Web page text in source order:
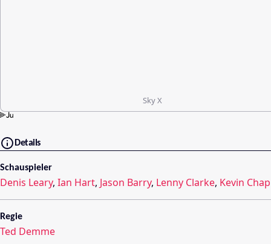
Sky X
Details
Schauspieler
Denis Leary, Ian Hart, Jason Barry, Lenny Clarke, Kevin
Regie
Ted Demme